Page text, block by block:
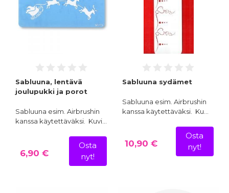
Sabluuna, lentävä
joulupukki ja porot
Sabluuna esim. Airbrushin
kanssa käytettäväksi. Kuvi…
6,90 €
Osta
nyt!
Sabluuna sydämet
Sabluuna esim. Airbrushin
kanssa käytettäväksi. Ku…
10,90 €
Osta
nyt!